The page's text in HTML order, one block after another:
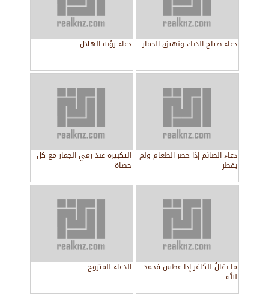
دعاء صياح الديك ونهيق الحمار دعاء رؤية الهلال
دعاء الصائم إذا حضر الطعام ولم
يفطر
التكبيرة عند رمي الجمار مع كل
حصاة
ما يقالُ للكافر إذا عطس فحمد
الله
الدعاء للمتزوج